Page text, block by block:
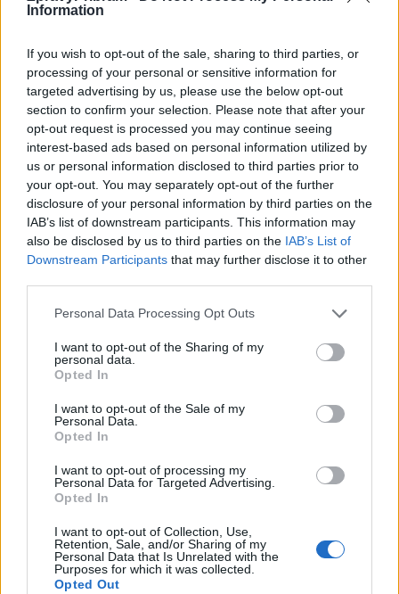
Information
If you wish to opt-out of the sale, sharing to third parties, or
processing of your personal or sensitive information for
targeted advertising by us, please use the below opt-out
section to confirm your selection. Please note that after your
opt-out request is processed you may continue seeing
interest-based ads based on personal information utilized by
us or personal information disclosed to third parties prior to
your opt-out. You may separately opt-out of the further
disclosure of your personal information by third parties on the
IAB’s list of downstream participants. This information may
also be disclosed by us to third parties on the IAB’s List of
Downstream Participants that may further disclose it to other
Personal Data Processing Opt Outs
I want to opt-out of the Sharing of my
personal data.
Opted In
I want to opt-out of the Sale of my
Personal Data.
Opted In
I want to opt-out of processing my
Personal Data for Targeted Advertising.
Opted In
I want to opt-out of Collection, Use,
Retention, Sale, and/or Sharing of my
Personal Data that Is Unrelated with the
Purposes for which it was collected.
Opted Out
O čem se mluví
Zastupitelstvo se bude zabývat situací
v Galerii Františka Drtikola
Radek Ctibor - 15. 5. 2023
PŘÍBRAM – Na posledním zasedání městského zastupitelstva položila
zastupitelka Markéta Škodová za Spojence vedení města otázku, jak
je spokojeno s fungováním příspěvkové organizace města –...
Markéta Škodová: Sláva a úpadek Galerie
Františka Drtikola
- 28. 4. 2023